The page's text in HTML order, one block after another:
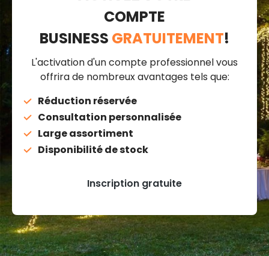
COMPTE
BUSINESS GRATUITEMENT!
L'activation d'un compte professionnel vous
offrira de nombreux avantages tels que:
Réduction réservée
Consultation personnalisée
Large assortiment
Disponibilité de stock
Inscription gratuite